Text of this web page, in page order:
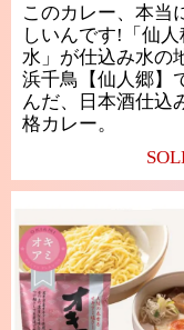
このカレー、本当
しいんです!「仙人
水」が仕込み水の
浜千鳥【仙人郷】
んだ、日本酒仕込
格カレー。